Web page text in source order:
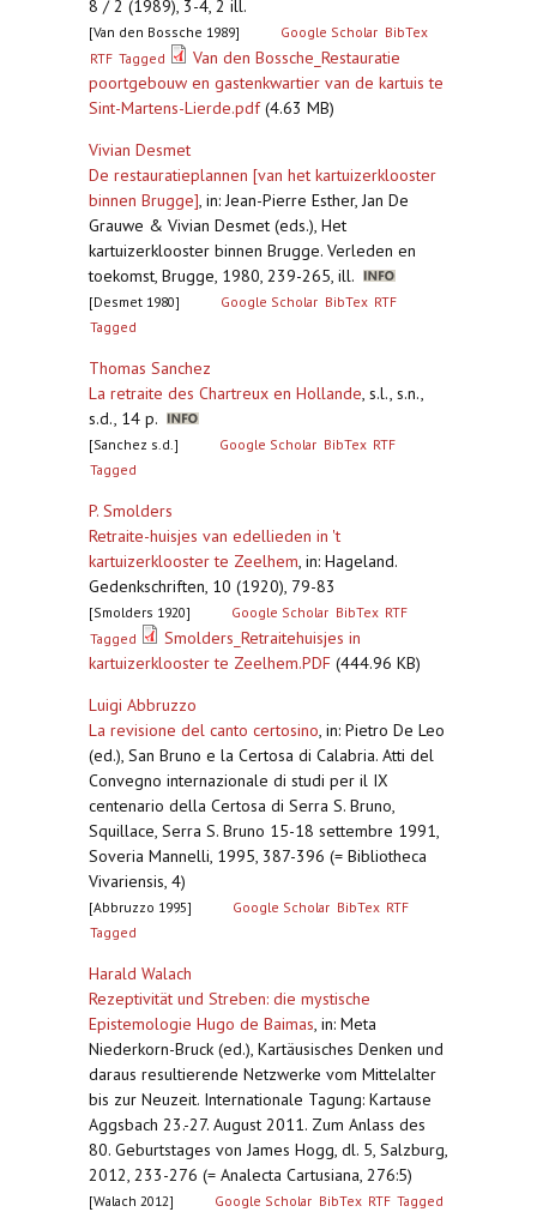
8 / 2 (1989), 3-4, 2 ill.
[Van den Bossche 1989] Google Scholar BibTex
RTF Tagged
Van den Bossche_Restauratie
poortgebouw en gastenkwartier van de kartuis te
Sint-Martens-Lierde.pdf(4.63 MB)
Vivian Desmet
De restauratieplannen [van het kartuizerklooster
binnen Brugge], in: Jean-Pierre Esther, Jan De
Grauwe & Vivian Desmet (eds.), Het
kartuizerklooster binnen Brugge. Verleden en
toekomst, Brugge, 1980, 239-265, ill.
[Desmet 1980] Google Scholar BibTex RTF
Tagged
Thomas Sanchez
La retraite des Chartreux en Hollande, s.l., s.n.,
s.d., 14 p.
[Sanchez s.d.] Google Scholar BibTex RTF
Tagged
P. Smolders
Retraite-huisjes van edellieden in 't
kartuizerklooster te Zeelhem, in: Hageland.
Gedenkschriften, 10 (1920), 79-83
[Smolders 1920] Google Scholar BibTex RTF
Tagged
Smolders_Retraitehuisjes in
kartuizerklooster te Zeelhem.PDF (444.96 KB)
Luigi Abbruzzo
La revisione del canto certosino, in: Pietro De Leo
(ed.), San Bruno e la Certosa di Calabria. Atti del
Convegno internazionale di studi per il IX
centenario della Certosa di Serra S. Bruno,
Squillace, Serra S. Bruno 15-18 settembre 1991,
Soveria Mannelli, 1995, 387-396 (= Bibliotheca
Vivariensis, 4)
[Abbruzzo 1995] Google Scholar BibTex RTF
Tagged
Harald Walach
Rezeptivität und Streben: die mystische
Epistemologie Hugo de Baimas, in: Meta
Niederkorn-Bruck (ed.), Kartäusisches Denken und
daraus resultierende Netzwerke vom Mittelalter
bis zur Neuzeit. Internationale Tagung: Kartause
Aggsbach 23.-27. August 2011. Zum Anlass des
80. Geburtstages von James Hogg, dl. 5, Salzburg,
2012, 233-276 (= Analecta Cartusiana, 276:5)
[Walach 2012] Google Scholar BibTex RTF Tagged